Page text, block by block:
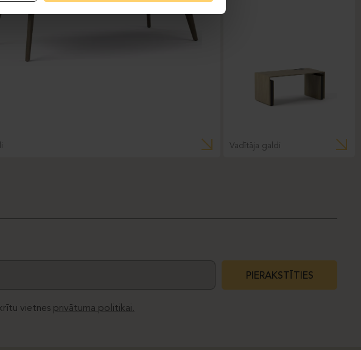
Vadītāja galdi
vietnes privātuma politikai.
PIERAKSTĪTIES